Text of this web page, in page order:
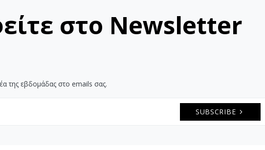
στο Newsletter
της εβδομάδας στο emails σας.
SUBSCRIBE